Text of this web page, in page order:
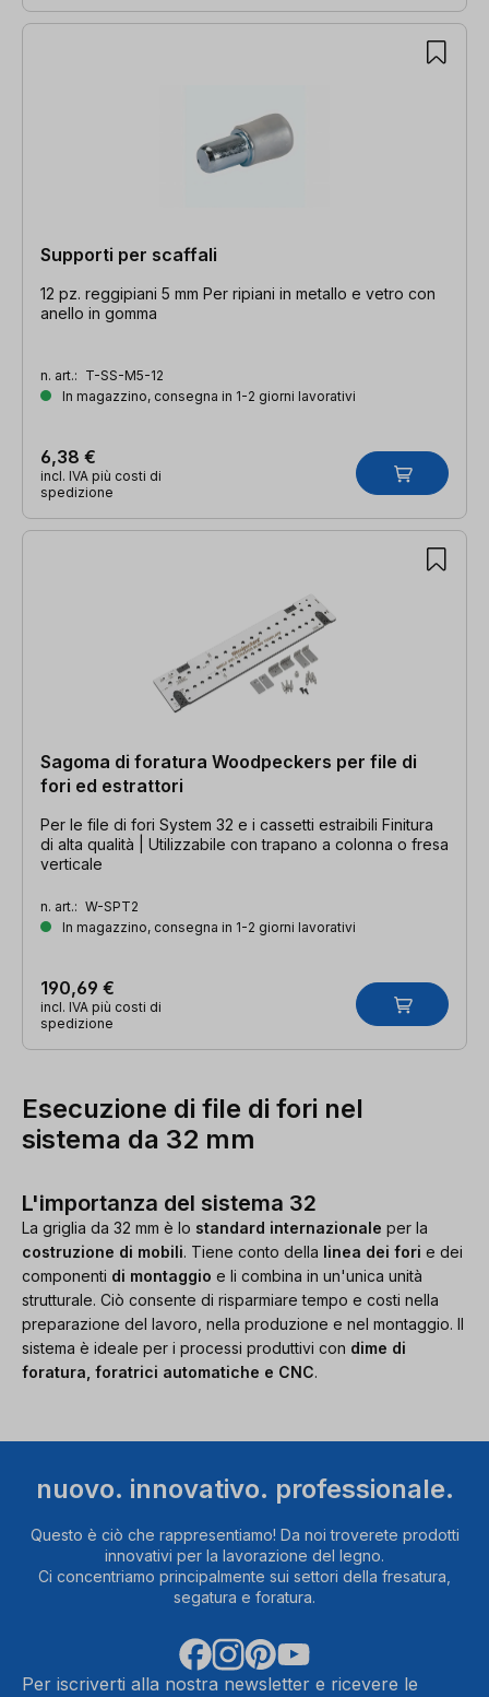
Supporti per scaffali
12 pz. reggipiani 5 mm Per ripiani in metallo e vetro con
anello in gomma
n. art.: T-SS-M5-12
In magazzino, consegna in 1-2 giorni lavorativi
6,38 €
incl. IVA più costi di
spedizione
Sagoma di foratura Woodpeckers per file di
fori ed estrattori
Per le file di fori System 32 e i cassetti estraibili Finitura
di alta qualità | Utilizzabile con trapano a colonna o fresa
verticale
n. art.: W-SPT2
In magazzino, consegna in 1-2 giorni lavorativi
190,69 €
incl. IVA più costi di
spedizione
Esecuzione di file di fori nel
sistema da 32 mm
L'importanza del sistema 32
La griglia da 32 mm è lo standard internazionale per la
costruzione di mobili. Tiene conto della linea dei fori e dei
componenti di montaggio e li combina in un'unica unità
strutturale. Ciò consente di risparmiare tempo e costi nella
preparazione del lavoro, nella produzione e nel montaggio. Il
sistema è ideale per i processi produttivi con dime di
foratura, foratrici automatiche e CNC.
nuovo. innovativo. professionale.
Questo è ciò che rappresentiamo! Da noi troverete prodotti
innovativi per la lavorazione del legno.
Ci concentriamo principalmente sui settori della fresatura,
segatura e foratura.
Per iscriverti alla nostra newsletter e ricevere le